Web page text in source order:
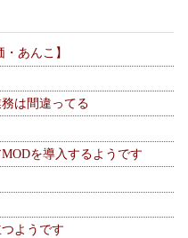
・あんこ】
は間違ってる
を導入するようです
ようです